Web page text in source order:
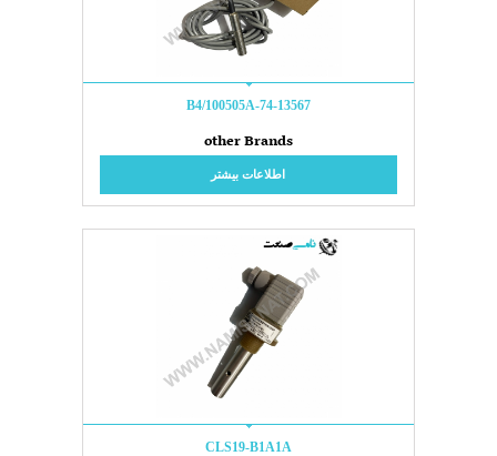
74-13567-B4/100505A
other Brands
اطلاعات بیشتر
CLS19-B1A1A